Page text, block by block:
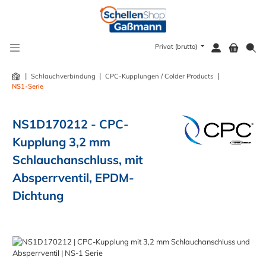
Privat (brutto)
| Schlauchverbindung | CPC-Kupplungen / Colder Products |
NS1-Serie
NS1D170212 - CPC-
Kupplung 3,2 mm
Schlauchanschluss, mit
Absperrventil, EPDM-
Dichtung
Bildergalerie überspringen